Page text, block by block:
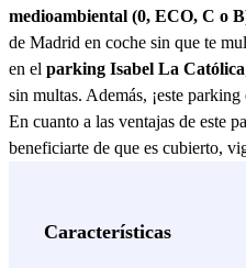
medioambiental (0, ECO, C o
de Madrid en coche sin que te
en el parking Isabel La Católica
sin multas. Además, ¡este
En cuanto a las ventajas de este
beneficiarte de que es cubierto,
24h! De esta manera, podrás
Características